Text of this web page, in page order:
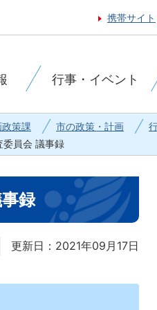
携帯サイト
行事・イベント
策課 市の政策・計画
員会 議事録
録
更新日：2021年09月17日